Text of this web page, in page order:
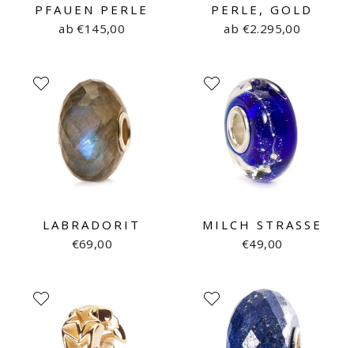
PFAUEN PERLE
ab €145,00
PERLE, GOLD
ab €2.295,00
LABRADORIT
€69,00
MILCH STRASSE
€49,00